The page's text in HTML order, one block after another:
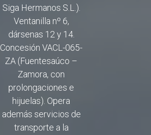
Siga Hermanos S.L.).
Ventanilla nº 6,
dársenas 12 y 14.
Concesión VACL-065-
ZA (Fuentesaúco –
Zamora, con
prolongaciones e
hijuelas). Opera
además servicios de
transporte a la